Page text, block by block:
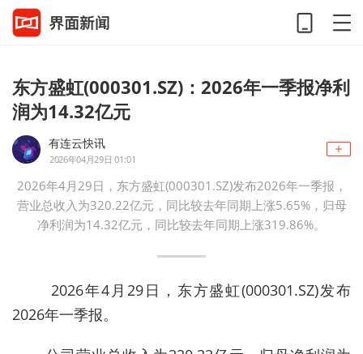
东方盛虹(000301.SZ)：2026年一季报净利
润为14.32亿元
有连云快讯
2026年04月29日 01:01
2026年4月29日，东方盛虹(000301.SZ)发布2026年一季报，
营业总收入为320.22亿元，同比较去年同期上涨5.65%，归母
净利润为14.32亿元，同比较去年同期上涨319.86%。
2026年4月29日，东方盛虹(000301.SZ)发布
2026年一季报。